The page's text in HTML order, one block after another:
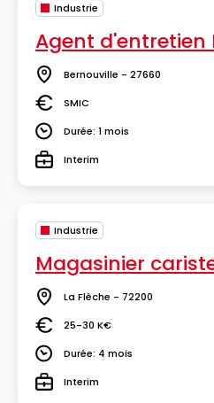
Industrie
Agent d'entretien
Lieu Bernouville - 27660
Salaire
SMIC
DuréeDurée: 1 mois
TypeInterim
Industrie
Magasinier
Lieu La Flèche - 72200
Salaire25-30 K€
DuréeDurée: 4 mois
TypeInterim